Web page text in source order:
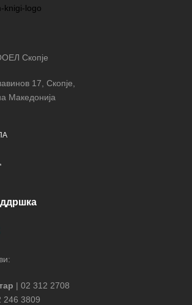
Скопје
17, Скопје,
Македонија
| 02 312 2708
246 3809